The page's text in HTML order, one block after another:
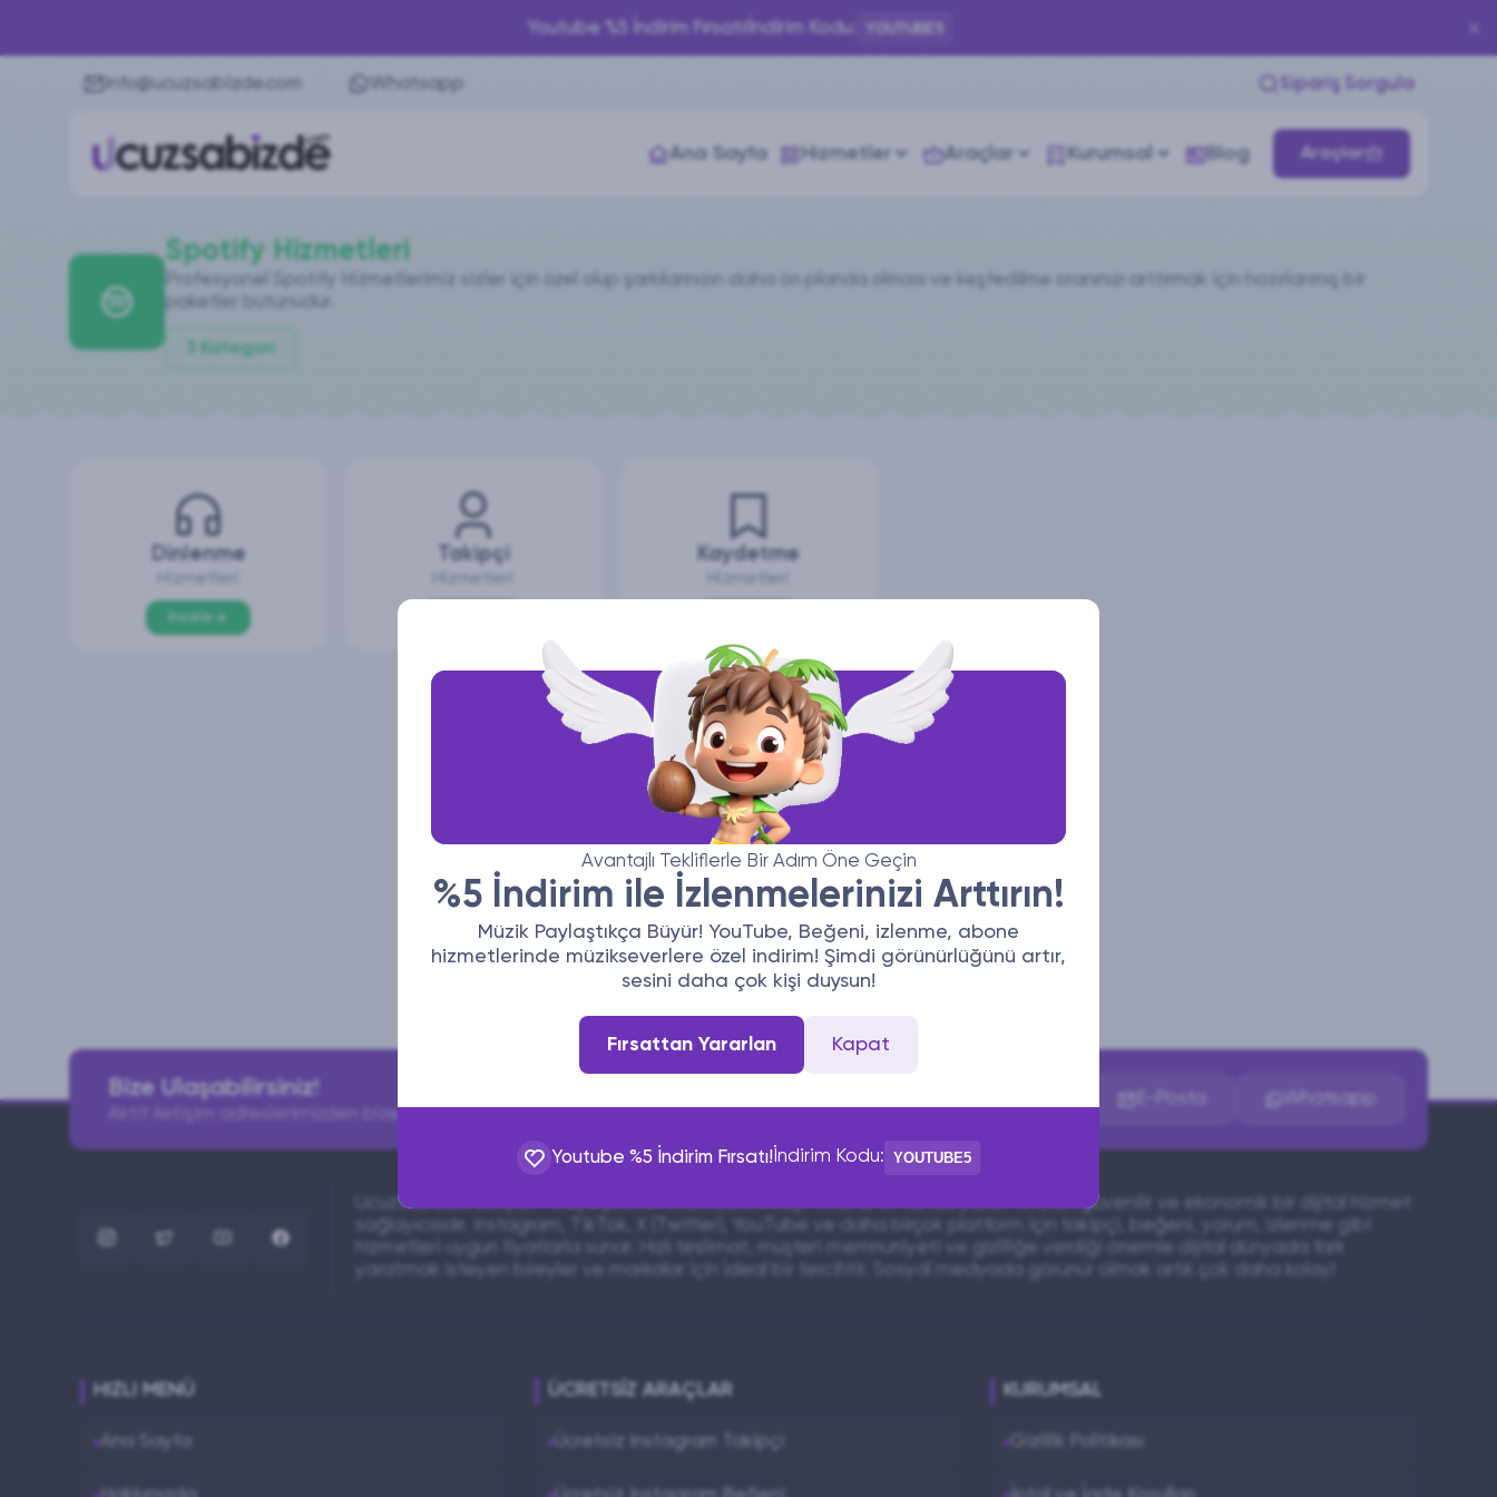
Avantajlı Tekliflerle Bir Adım Öne Geçin
%5 İndirim ile İzlenmelerinizi Arttırın!
Müzik Paylaştıkça Büyür! YouTube, Beğeni, izlenme, abone
hizmetlerinde müzikseverlere özel indirim! Şimdi görünürlüğünü artır,
sesini daha çok kişi duysun!
Fırsattan Yararlan Kapat
Youtube %5 İndirim Fırsatı! İndirim Kodu: YOUTUBE5
Youtube %5 İndirim Fırsatı! İndirim Kodu: YOUTUBE5
info@ucuzsabizde.com Whatsapp Sipariş Sorgula
Ana Sayfa Hizmetler Araçlar Kurumsal Blog Araçlar
Spotify Hizmetleri
Profesyonel Spotify Hizmetlerimiz sizler için özel olup şarkılarınızın daha ön planda olması ve keşfedilme oranınızı arttırmak için hazırlanmış bir
Kategori
Dinlenme
İncele
Takipçi Kaydetme
Bize Ulaşabilirsiniz! Whatsapp
Ucuzsabizde, sosyal medya platformlarında etkileşiminizi artırmanıza yardımcı olan güvenilir ve ekonomik bir dijital hizmet
HIZLI MENÜ
Ana Sayfa
ÜCRETSIZ ARAÇLAR
Ücretsiz Instagram Takipçi
KURUMSAL
Gizlilik Politikası